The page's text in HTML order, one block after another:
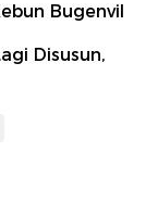
Bugenvil
Disusun,